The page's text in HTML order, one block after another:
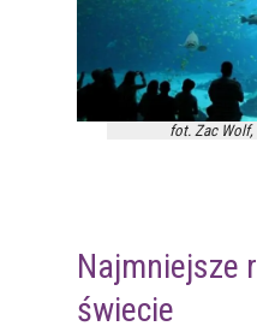
fot. Zac Wolf,
Najmniejsze
świecie